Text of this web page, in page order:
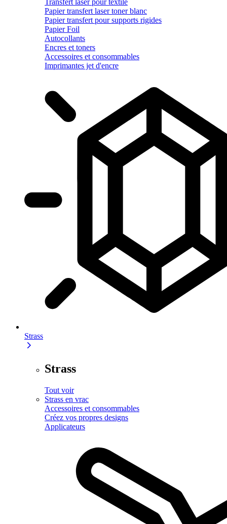
Papier transfert laser toner blanc
Papier transfert pour supports rigides
Papier Foil
Autocollants
Encres et toners
Accessoires et consommables
Imprimantes jet d'encre
Strass
Strass
Tout voir
Strass en vrac
Accessoires et consommables
Créez vos propres designs
Applicateurs